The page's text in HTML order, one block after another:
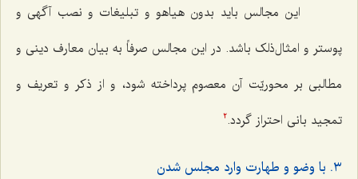
این مجالس باید بدون هیاهو و تبلیغات و نصب آگهی و
پوستر و امثال‌ذلک باشد. در این مجالس صرفاً به بیان معارف دینی و
مطالبی بر محوریّت آن معصوم پرداخته شود، و از ذکر و تعریف و
تمجید بانی احتراز گردد.2
٣. با وضو و طهارت وارد مجلس شدن